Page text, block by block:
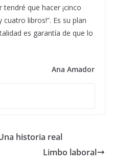
que hacer ¡cinco
libros!”. Es su plan
es garantía de que lo
Ana Amador
historia real
Limbo laboral